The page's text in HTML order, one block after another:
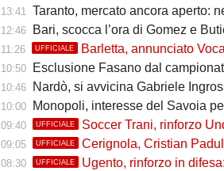
13:41 Taranto, mercato ancora aperto:
12:46 Bari, scocca l’ora di Gomez e
11:26 UFFICIALE Barletta, annunciato Voca
10:50 Esclusione Fasano dal campionato:
10:46 Nardò, si avvicina Gabriele
10:00 Monopoli, interesse del Savoia
09:40 UFFICIALE Soccer Trani, rinforzo
09:05 UFFICIALE Cerignola, Cristian Padula
08:30 UFFICIALE Ugento, rinforzo in